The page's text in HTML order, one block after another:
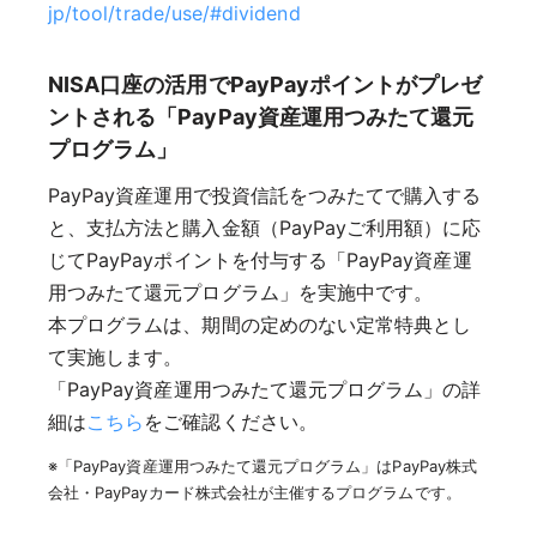
jp/tool/trade/use/#dividend
NISA口座の活用でPayPayポイントがプレゼ
ントされる「PayPay資産運用つみたて還元
プログラム」
PayPay資産運用で投資信託をつみたてで購入する
と、支払方法と購入金額（PayPayご利用額）に応
じてPayPayポイントを付与する「PayPay資産運
用つみたて還元プログラム」を実施中です。
本プログラムは、期間の定めのない定常特典とし
て実施します。
「PayPay資産運用つみたて還元プログラム」の詳
細はこちら をご確認ください。
※「PayPay資産運用つみたて還元プログラム」はPayPay株式
会社・PayPayカード株式会社が主催するプログラムです。